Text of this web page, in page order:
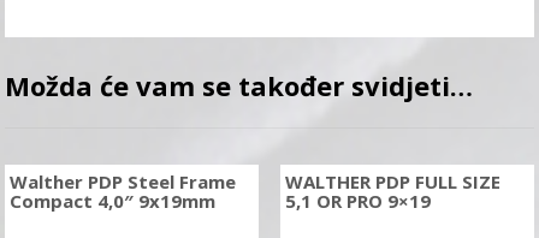
Možda će vam se također svidjeti…
Walther PDP Steel Frame
Compact 4,0″ 9x19mm
WALTHER PDP FULL SIZE
5,1 OR PRO 9×19